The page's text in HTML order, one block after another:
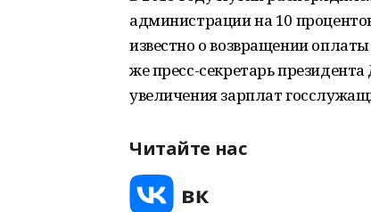
администрации на 10
известно о возвращении
же пресс-секретарь
увеличения зарплат
Читайте нас